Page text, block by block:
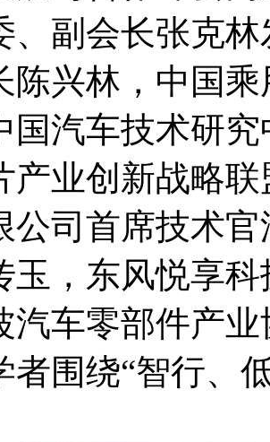
、副会长张克
陈兴林，中国
国汽车技术研
产业创新战略
公司首席技术
玉，东风悦享
汽车零部件产
者围绕“智行、